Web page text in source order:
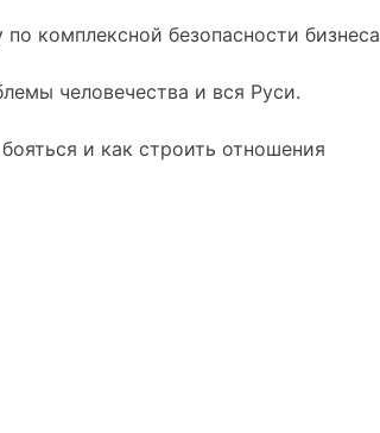
комплексной безопасности бизнеса
человечества и вся Руси.
и как строить отношения